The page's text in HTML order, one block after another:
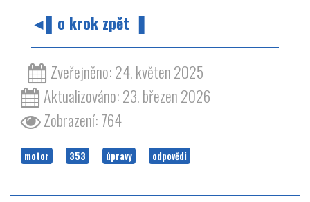
◄▌o krok zpět ▐
Zveřejněno: 24. květen 2025
Aktualizováno: 23. březen 2026
Zobrazení: 764
motor 353 úpravy odpovědi